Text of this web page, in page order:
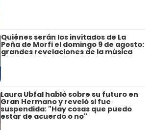
Quiénes serán los invitados de La
Peña de Morfi el domingo 9 de agosto:
grandes revelaciones de la música
Laura Ubfal habló sobre su futuro en
Gran Hermano y reveló si fue
suspendida: "Hay cosas que puedo
estar de acuerdo o no"